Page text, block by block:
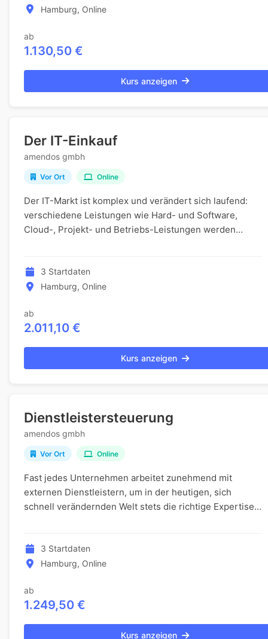
Hamburg, Online
ab
1.130,50 €
Kurs anzeigen
Der IT-Einkauf
amendos gmbh
Vor Ort Online
Der IT-Markt ist komplex und verändert sich laufend:
verschiedene Leistungen wie Hard- und Software,
Cloud-, Projekt- und Betriebs-Leistungen werden
3 Startdaten
Hamburg, Online
ab
2.011,10 €
Kurs anzeigen
Dienstleistersteuerung
amendos gmbh
Vor Ort Online
Fast jedes Unternehmen arbeitet zunehmend mit
externen Dienstleistern, um in der heutigen, sich
schnell verändernden Welt stets die richtige Expertise
3 Startdaten
Hamburg, Online
ab
1.249,50 €
Kurs anzeigen